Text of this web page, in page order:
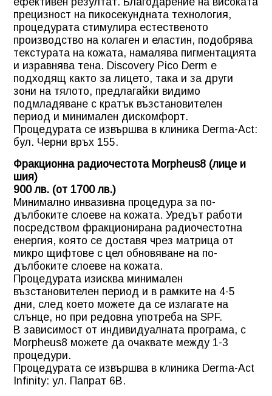
прецизност на пикосекундната технология,
процедурата стимулира естественото
производство на колаген и еластин, подобрява
текстурата на кожата, намалява пигментацията
и изравнява тена. Discovery Pico Derm е
подходящ както за лицето, така и за други
зони на тялото, предлагайки видимо
подмладяване с кратък възстановителен
период и минимален дискомфорт.
Процедурата се извършва в клиника Derma-Act:
бул. Черни връх 155.
Фракционна радиочестота Morpheus8 (лице и
шия)
900 лв. (от 1700 лв.)
Минимално инвазивна процедура за по-
дълбоките слоеве на кожата. Уредът работи
посредством фракционирана радиочестотна
енергия, която се доставя чрез матрица от
микро щифтове с цел обновяване на по-
дълбоките слоеве на кожата.
Процедурата изисква минимален
възстановителен период и в рамките на 4-5
дни, след което можете да се излагате на
слънце, но при редовна употреба на SPF.
В зависимост от индивидуалната програма, с
Morpheus8 можете да очаквате между 1-3
процедури.
Процедурата се извършва в клиника Derma-Act
Infinity: ул. Папрат 6В.